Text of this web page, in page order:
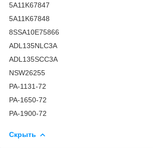
5A11K67847
5A11K67848
8SSA10E75866
ADL135NLC3A
ADL135SCC3A
NSW26255
PA-1131-72
PA-1650-72
PA-1900-72
Скрыть